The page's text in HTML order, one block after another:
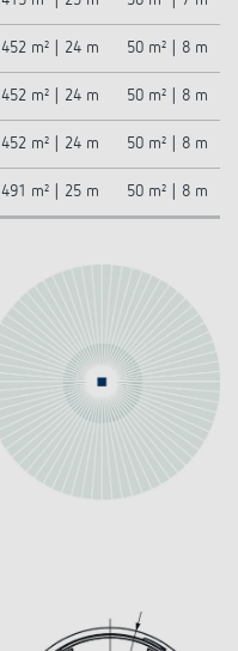
452 m² | 24 m 50 m² | 8 m
452 m² | 24 m 50 m² | 8 m
452 m² | 24 m 50 m² | 8 m
491 m² | 25 m 50 m² | 8 m